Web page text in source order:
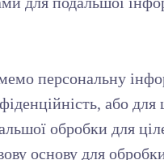
персональну
або
обробки для
основу для